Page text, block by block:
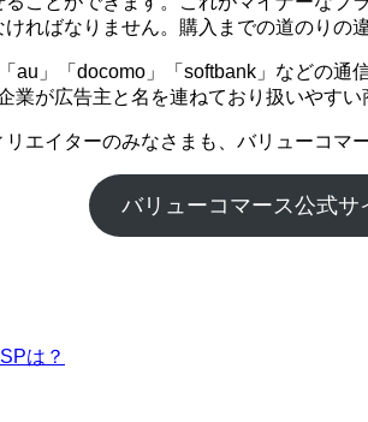
ればなりません。購入までの道のりの
」「docomo」「softbank」などの
業が広告主と名を連ねており扱いやす
エイターのみなさまも、バリューコマ
バリューコマース公式サ
は？